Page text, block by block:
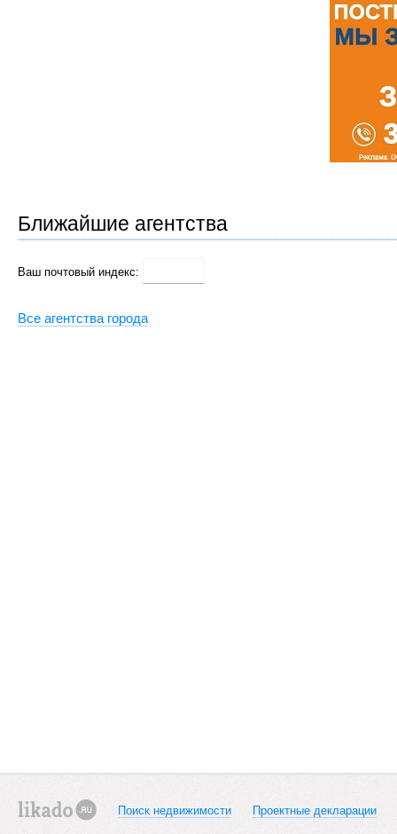
Ближайшие агентства
Ваш почтовый индекс:
Все агентства города
Поиск недвижимости Проектные декларации